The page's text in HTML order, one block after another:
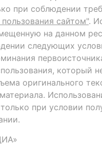
при соблюдении
сайтом".
на данном
следующих
который
оригинального
при условии